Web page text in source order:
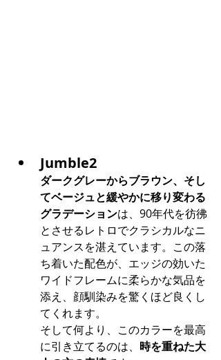
Jumble2
ダークグレーからブラウン、そし
てベージュと緩やかに移り変わる
グラデーションは、90年代を彷彿
とさせるレトロでクラシカルなニ
ュアンスを湛えています。この落
ち着いた配色が、エッジの効いた
ワイドフレームに柔らかな気品を
添え、顔馴染みを驚くほど良くし
てくれます。
そして何より、このカラーを最高
に引き立てるのは、 時を重ねた大